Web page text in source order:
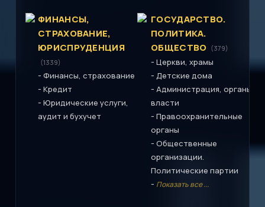
ФИНАНСЫ,
СТРАХОВАНИЕ,
ЮРИСПРУДЕНЦИЯ
(1339)
- Финансы, страхование
- Кредит
- Юридические услуги,
аудит и бухучет
ГОСУДАРСТВО.
ПОЛИТИКА.
ОБЩЕСТВО (379)
- Церкви, храмы
- Детские дома
- Администрация, органы
власти
- Правоохранительные
органы
- Общественные
организации.
Политические партии
- Показать все ...